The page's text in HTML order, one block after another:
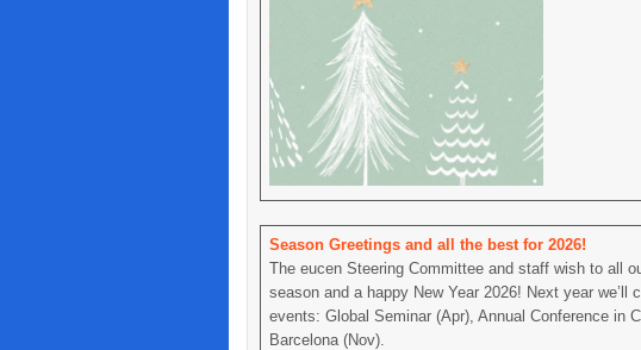
Season Greetings and all the best for 2026!
The eucen Steering Committee and staff wish to all
season and a happy New Year 2026! Next year we’ll
events: Global Seminar (Apr), Annual Conference in
Barcelona (Nov).